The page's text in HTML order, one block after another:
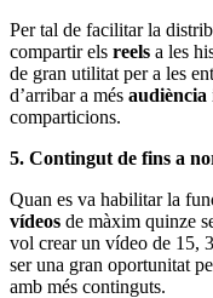
Per tal de facilitar la
compartir els reels a les
de gran utilitat per a les
d’arribar a més audiència
comparticions.
5. Contingut de fins a
Quan es va habilitar la
vídeos de màxim quinze
vol crear un vídeo de 15,
ser una gran oportunitat
amb més continguts.